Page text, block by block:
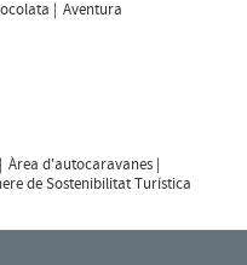
Aventura
Àrea d'autocaravanes
de Sostenibilitat Turística